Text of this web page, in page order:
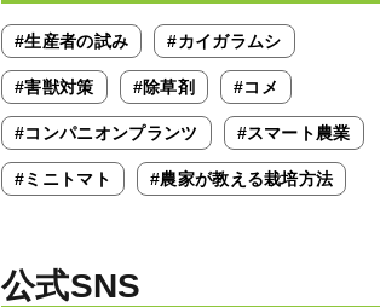
#生産者の試み #カイガラムシ
#害獣対策 #除草剤 #コメ
#コンパニオンプランツ #スマート農業
#ミニトマト #農家が教える栽培方法
公式SNS